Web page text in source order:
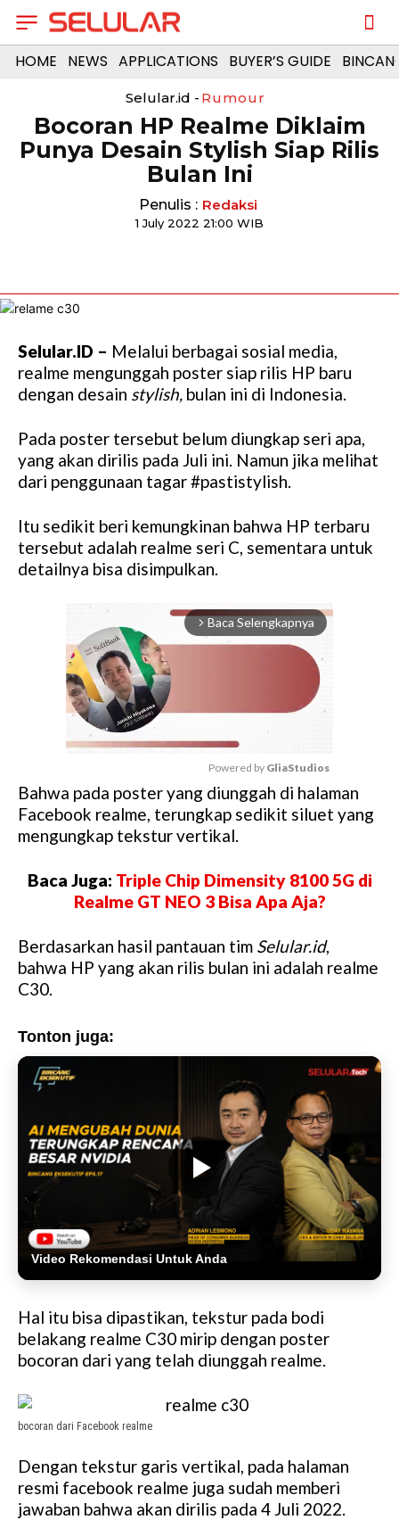
HOME NEWS APPLICATIONS BUYER’S GUIDE
Selular.id - Rumour
Bocoran HP Realme Diklaim
Punya Desain Stylish Siap Rilis
Bulan Ini
Penulis : Redaksi
1 July 2022 21:00 WIB
Selular.ID – Melalui berbagai sosial media,
realme mengunggah poster siap rilis HP baru
dengan desain stylish, bulan ini di Indonesia.
Pada poster tersebut belum diungkap seri apa,
yang akan dirilis pada Juli ini. Namun jika melihat
dari penggunaan tagar #pastistylish.
Itu sedikit beri kemungkinan bahwa HP terbaru
tersebut adalah realme seri C, sementara untuk
detailnya bisa disimpulkan.
arrow_forward_ios Baca Selengkapnya
M
u
Powered by GliaStudios
Bahwa pada poster yang diunggah di halaman
Facebook realme, terungkap sedikit siluet yang
mengungkap tekstur vertikal.
Baca Juga: Triple Chip Dimensity 8100 5G di
Realme GT NEO 3 Bisa Apa Aja?
Berdasarkan hasil pantauan tim Selular.id,
bahwa HP yang akan rilis bulan ini adalah realme
C30.
Tonton juga:
Video Rekomendasi Untuk Anda
Hal itu bisa dipastikan, tekstur pada bodi
belakang realme C30 mirip dengan poster
bocoran dari yang telah diunggah realme.
bocoran dari Facebook realme
Dengan tekstur garis vertikal, pada halaman
resmi facebook realme juga sudah memberi
jawaban bahwa akan dirilis pada 4 Juli 2022.